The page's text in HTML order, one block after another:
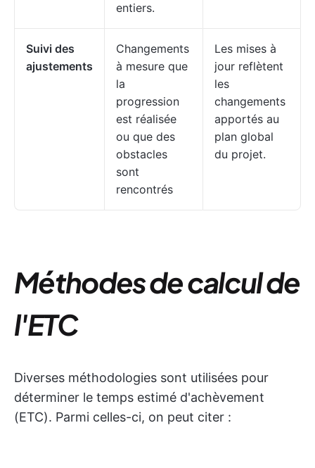
entiers.
Suivi des
ajustements
Changements
à mesure que
la
progression
est réalisée
ou que des
obstacles
sont
rencontrés
Les mises à
jour reflètent
les
changements
apportés au
plan global
du projet.
Méthodes de calcul de
l'ETC
Diverses méthodologies sont utilisées pour
déterminer le temps estimé d'achèvement
(ETC). Parmi celles-ci, on peut citer :